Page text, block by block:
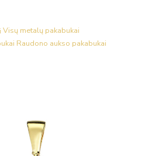
Visų metalų pakabukai
Raudono aukso pakabukai